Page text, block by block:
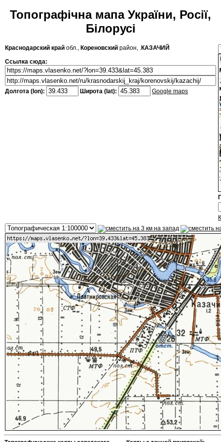
Топографічна мапа України, Росії,
Білорусі
Краснодарский край обл., Кореновский район, .КАЗАЧИЙ
Ссылка сюда:
Долгота (lon): Широта (lat): Google maps